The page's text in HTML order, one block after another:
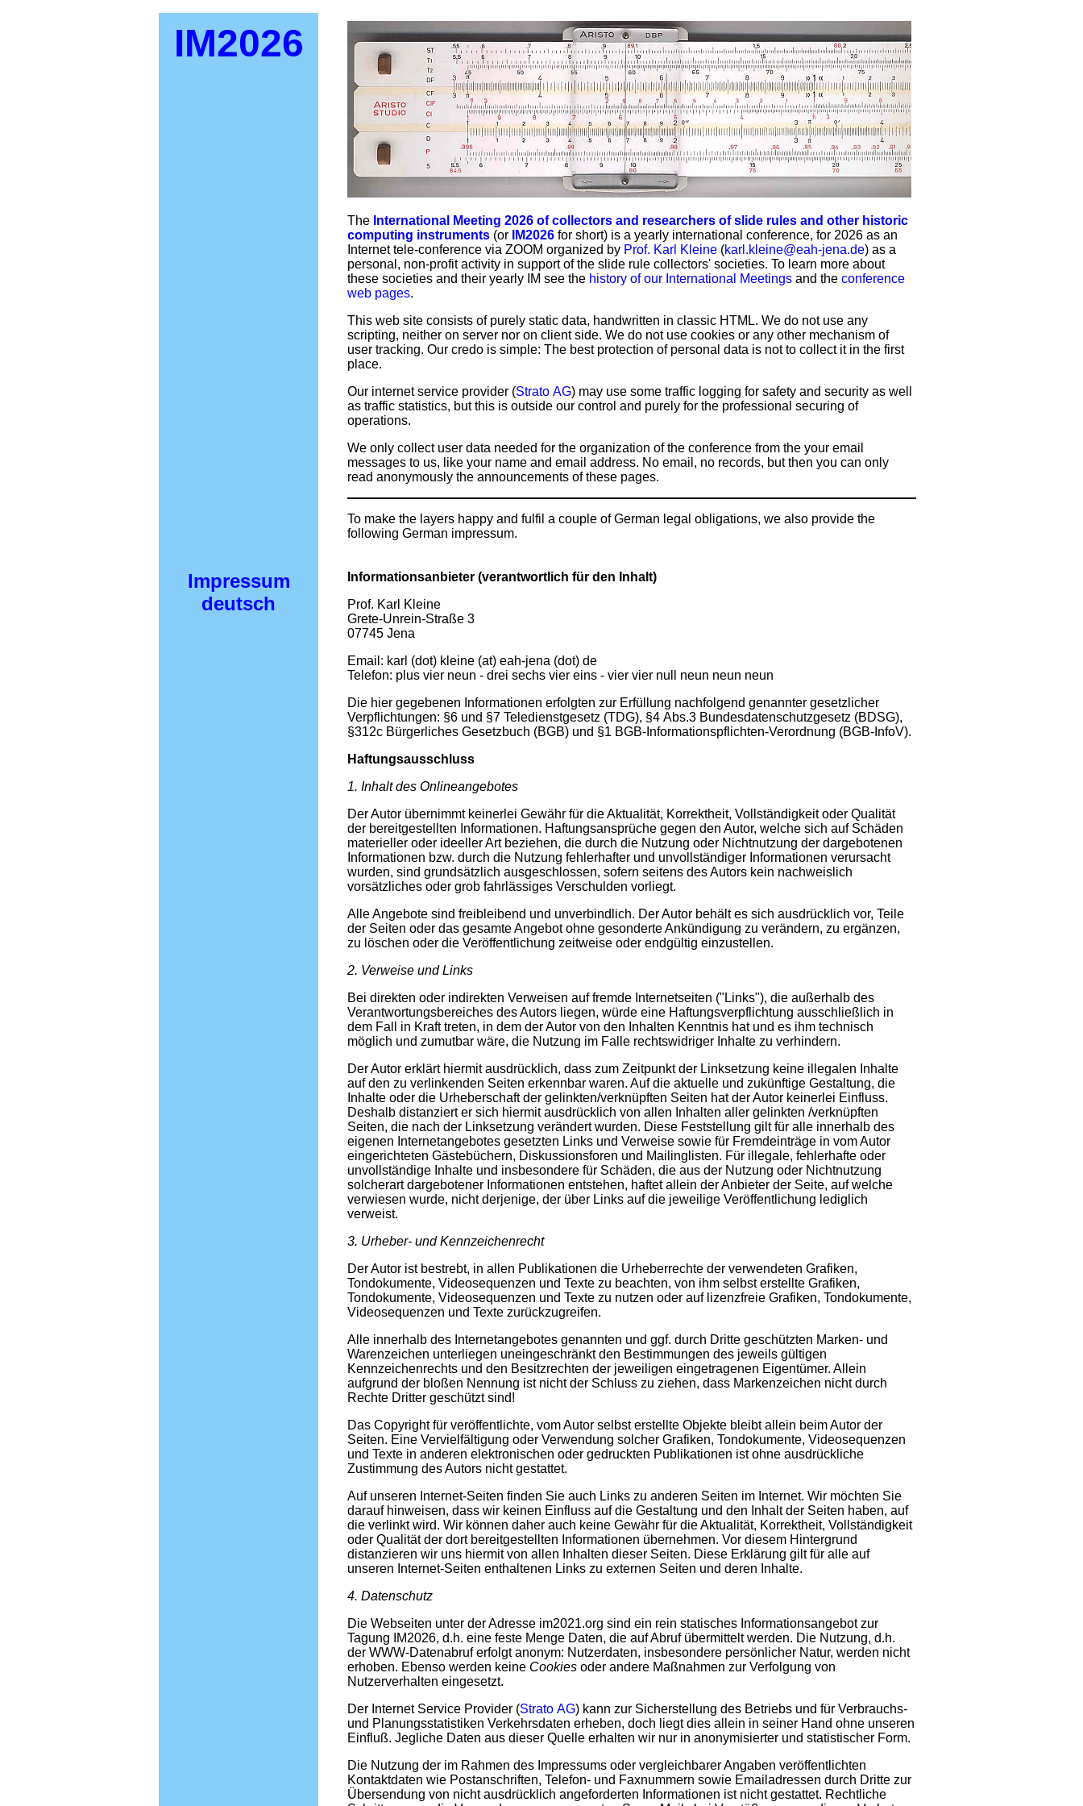
IM2026
The International Meeting 2026 of collectors and researchers of slide rules and other historic
computing instruments (or IM2026 for short) is a yearly international conference, for 2026 as an
Internet tele-conference via ZOOM organized by Prof. Karl Kleine (karl.kleine@eah-jena.de) as a
personal, non-profit activity in support of the slide rule collectors' societies. To learn more about
these societies and their yearly IM see the history of our International Meetings and the conference
web pages.
This web site consists of purely static data, handwritten in classic HTML. We do not use any
scripting, neither on server nor on client side. We do not use cookies or any other mechanism of
user tracking. Our credo is simple: The best protection of personal data is not to collect it in the first
place.
Our internet service provider (Strato AG) may use some traffic logging for safety and security as well
as traffic statistics, but this is outside our control and purely for the professional securing of
operations.
We only collect user data needed for the organization of the conference from the your email
messages to us, like your name and email address. No email, no records, but then you can only
read anonymously the announcements of these pages.
To make the layers happy and fulfil a couple of German legal obligations, we also provide the
following German impressum.
Impressum
deutsch
Informationsanbieter (verantwortlich für den Inhalt)
Prof. Karl Kleine
Grete-Unrein-Straße 3
07745 Jena
Email: karl (dot) kleine (at) eah-jena (dot) de
Telefon: plus vier neun - drei sechs vier eins - vier vier null neun neun neun
Die hier gegebenen Informationen erfolgten zur Erfüllung nachfolgend genannter gesetzlicher
Verpflichtungen: §6 und §7 Teledienstgesetz (TDG), §4 Abs.3 Bundesdatenschutzgesetz (BDSG),
§312c Bürgerliches Gesetzbuch (BGB) und §1 BGB-Informationspflichten-Verordnung (BGB-InfoV).
Haftungsausschluss
1. Inhalt des Onlineangebotes
Der Autor übernimmt keinerlei Gewähr für die Aktualität, Korrektheit, Vollständigkeit oder Qualität
der bereitgestellten Informationen. Haftungsansprüche gegen den Autor, welche sich auf Schäden
materieller oder ideeller Art beziehen, die durch die Nutzung oder Nichtnutzung der dargebotenen
Informationen bzw. durch die Nutzung fehlerhafter und unvollständiger Informationen verursacht
wurden, sind grundsätzlich ausgeschlossen, sofern seitens des Autors kein nachweislich
vorsätzliches oder grob fahrlässiges Verschulden vorliegt.
Alle Angebote sind freibleibend und unverbindlich. Der Autor behält es sich ausdrücklich vor, Teile
der Seiten oder das gesamte Angebot ohne gesonderte Ankündigung zu verändern, zu ergänzen,
zu löschen oder die Veröffentlichung zeitweise oder endgültig einzustellen.
2. Verweise und Links
Bei direkten oder indirekten Verweisen auf fremde Internetseiten ("Links"), die außerhalb des
Verantwortungsbereiches des Autors liegen, würde eine Haftungsverpflichtung ausschließlich in
dem Fall in Kraft treten, in dem der Autor von den Inhalten Kenntnis hat und es ihm technisch
möglich und zumutbar wäre, die Nutzung im Falle rechtswidriger Inhalte zu verhindern.
Der Autor erklärt hiermit ausdrücklich, dass zum Zeitpunkt der Linksetzung keine illegalen Inhalte
auf den zu verlinkenden Seiten erkennbar waren. Auf die aktuelle und zukünftige Gestaltung, die
Inhalte oder die Urheberschaft der gelinkten/verknüpften Seiten hat der Autor keinerlei Einfluss.
Deshalb distanziert er sich hiermit ausdrücklich von allen Inhalten aller gelinkten /verknüpften
Seiten, die nach der Linksetzung verändert wurden. Diese Feststellung gilt für alle innerhalb des
eigenen Internetangebotes gesetzten Links und Verweise sowie für Fremdeinträge in vom Autor
eingerichteten Gästebüchern, Diskussionsforen und Mailinglisten. Für illegale, fehlerhafte oder
unvollständige Inhalte und insbesondere für Schäden, die aus der Nutzung oder Nichtnutzung
solcherart dargebotener Informationen entstehen, haftet allein der Anbieter der Seite, auf welche
verwiesen wurde, nicht derjenige, der über Links auf die jeweilige Veröffentlichung lediglich
verweist.
3. Urheber- und Kennzeichenrecht
Der Autor ist bestrebt, in allen Publikationen die Urheberrechte der verwendeten Grafiken,
Tondokumente, Videosequenzen und Texte zu beachten, von ihm selbst erstellte Grafiken,
Tondokumente, Videosequenzen und Texte zu nutzen oder auf lizenzfreie Grafiken, Tondokumente,
Videosequenzen und Texte zurückzugreifen.
Alle innerhalb des Internetangebotes genannten und ggf. durch Dritte geschützten Marken- und
Warenzeichen unterliegen uneingeschränkt den Bestimmungen des jeweils gültigen
Kennzeichenrechts und den Besitzrechten der jeweiligen eingetragenen Eigentümer. Allein
aufgrund der bloßen Nennung ist nicht der Schluss zu ziehen, dass Markenzeichen nicht durch
Rechte Dritter geschützt sind!
Das Copyright für veröffentlichte, vom Autor selbst erstellte Objekte bleibt allein beim Autor der
Seiten. Eine Vervielfältigung oder Verwendung solcher Grafiken, Tondokumente, Videosequenzen
und Texte in anderen elektronischen oder gedruckten Publikationen ist ohne ausdrückliche
Zustimmung des Autors nicht gestattet.
Auf unseren Internet-Seiten finden Sie auch Links zu anderen Seiten im Internet. Wir möchten Sie
darauf hinweisen, dass wir keinen Einfluss auf die Gestaltung und den Inhalt der Seiten haben, auf
die verlinkt wird. Wir können daher auch keine Gewähr für die Aktualität, Korrektheit, Vollständigkeit
oder Qualität der dort bereitgestellten Informationen übernehmen. Vor diesem Hintergrund
distanzieren wir uns hiermit von allen Inhalten dieser Seiten. Diese Erklärung gilt für alle auf
unseren Internet-Seiten enthaltenen Links zu externen Seiten und deren Inhalte.
4. Datenschutz
Die Webseiten unter der Adresse im2021.org sind ein rein statisches Informationsangebot zur
Tagung IM2026, d.h. eine feste Menge Daten, die auf Abruf übermittelt werden. Die Nutzung, d.h.
der WWW-Datenabruf erfolgt anonym: Nutzerdaten, insbesondere persönlicher Natur, werden nicht
erhoben. Ebenso werden keine Cookies oder andere Maßnahmen zur Verfolgung von
Nutzerverhalten eingesetzt.
Der Internet Service Provider (Strato AG) kann zur Sicherstellung des Betriebs und für Verbrauchs-
und Planungsstatistiken Verkehrsdaten erheben, doch liegt dies allein in seiner Hand ohne unseren
Einfluß. Jegliche Daten aus dieser Quelle erhalten wir nur in anonymisierter und statistischer Form.
Die Nutzung der im Rahmen des Impressums oder vergleichbarer Angaben veröffentlichten
Kontaktdaten wie Postanschriften, Telefon- und Faxnummern sowie Emailadressen durch Dritte zur
Übersendung von nicht ausdrücklich angeforderten Informationen ist nicht gestattet. Rechtliche